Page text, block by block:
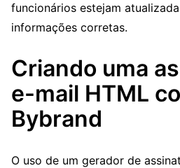
funcionários estejam
informações corretas.
Criando uma
e-mail HTML
Bybrand
O uso de um gerador de